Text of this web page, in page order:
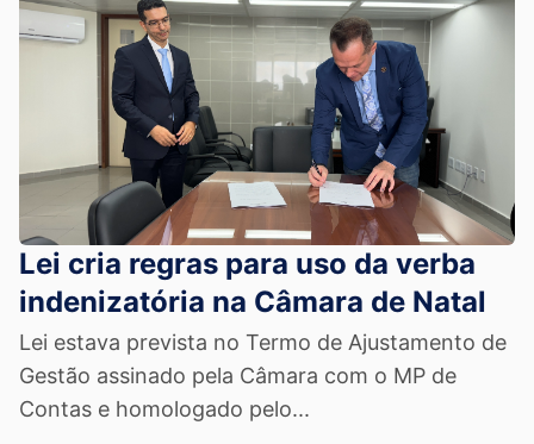
Lei cria regras para uso da verba
indenizatória na Câmara de Natal
Lei estava prevista no Termo de Ajustamento de
Gestão assinado pela Câmara com o MP de
Contas e homologado pelo...